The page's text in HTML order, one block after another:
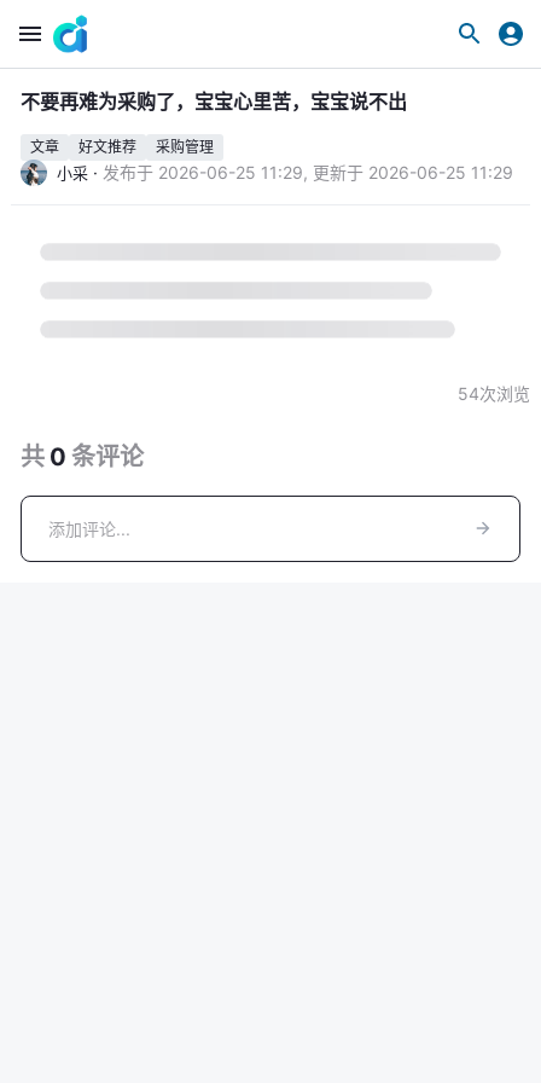
不要再难为采购了，宝宝心里苦，宝宝说不出
文章 好文推荐 采购管理
小采 · 发布于 2026-06-25 11:29, 更新于 2026-06-25 11:29
54次浏览
共 0 条评论